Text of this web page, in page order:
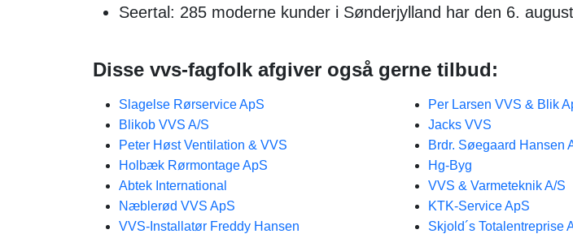
Seertal: 285 moderne kunder i Sønderjylland har den 6.
Disse vvs-fagfolk afgiver også gerne tilbud:
Slagelse Rørservice ApS
Blikob VVS A/S
Peter Høst Ventilation & VVS
Holbæk Rørmontage ApS
Abtek International
Næblerød VVS ApS
VVS-Installatør Freddy Hansen
Per Larsen VVS & Blik
Jacks VVS
Brdr. Søegaard Hansen
Hg-Byg
VVS & Varmeteknik A/S
KTK-Service ApS
Skjold´s Totalentreprise